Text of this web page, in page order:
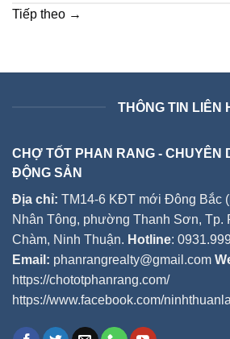
Tiếp theo →
THÔNG TIN LIÊN
CHỢ TỐT PHAN RANG - CHUYÊN
ĐỘNG SẢN
Địa chỉ: TM14-6 KĐT mới Đông Bắc
Nhân Tông, phường Thanh Sơn, Tp.
Chàm, Ninh Thuận. Hotline:
Email: phanrangrealty@gmail.com
https://chototphanrang.com/
https://www.facebook.com/